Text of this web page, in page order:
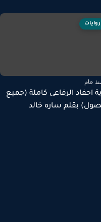
احفاد الرفاعى كاملة (جميع
بقلم ساره خالد